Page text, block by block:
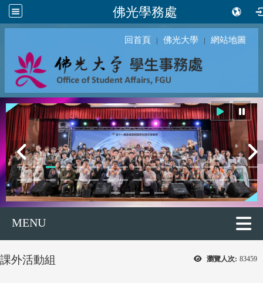
佛光學務處
回首頁 ｜ 佛光大學 ｜ 網站地圖
MENU
瀏覽人次: 83459
課外活動組